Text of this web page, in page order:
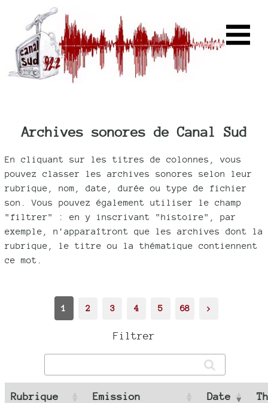
Archives sonores de Canal Sud
En cliquant sur les titres de colonnes, vous
pouvez classer les archives sonores selon leur
rubrique, nom, date, durée ou type de fichier
son. Vous pouvez également utiliser le champ
"filtrer" : en y inscrivant "histoire", par
exemple, n'apparaîtront que les archives dont la
rubrique, le titre ou la thématique contiennent
ce mot.
1 2 3 4 5 68 >
Filtrer
Rubrique Emission Date